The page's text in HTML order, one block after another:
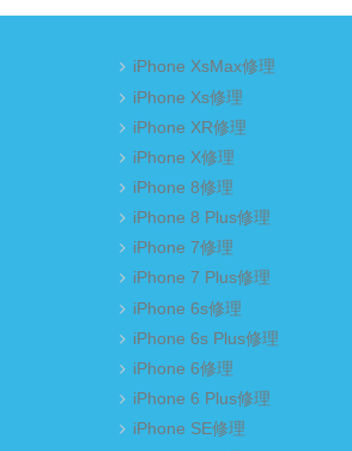
iPhone XsMax修理
iPhone Xs修理
iPhone XR修理
iPhone X修理
iPhone 8修理
iPhone 8 Plus修理
iPhone 7修理
iPhone 7 Plus修理
iPhone 6s修理
iPhone 6s Plus修理
iPhone 6修理
iPhone 6 Plus修理
iPhone SE修理